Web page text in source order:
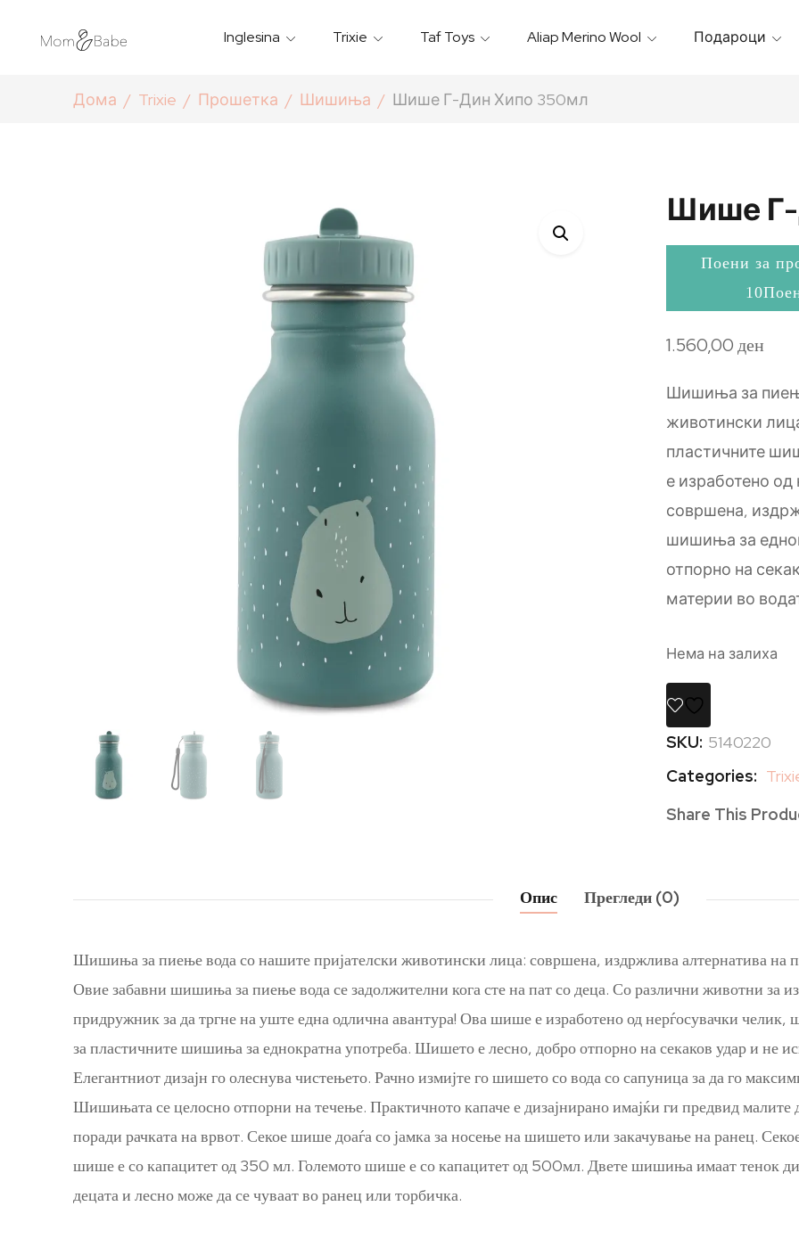
Inglesina Trixie Taf Toys Aliap Merino Wool Подароци
Дома Trixie Прошетка Шишиња Шише Г-Дин Хипо 350мл
Шише
Поени за
1.560,00ден
Шишиња за
животински
пластичните
е изработено од
совршена,
шишиња за
отпорно на
материи во
Нема на залиха
SKU: 5140220
Categories:
Share This
Опис Прегледи (0)
Шишиња за пиење вода со нашите пријателски животински лица: совршена, издржлива алтернатива на
Овие забавни шишиња за пиење вода се задолжителни кога сте на пат со деца. Со различни животни за
придружник за да тргне на уште една одлична авантура! Ова шише е изработено од нерѓосувачки
за пластичните шишиња за еднократна употреба. Шишето е лесно, добро отпорно на секаков удар и не
Елегантниот дизајн го олеснува чистењето. Рачно измијте го шишето со вода со сапуница за да го
Шишињата се целосно отпорни на течење. Практичното капаче е дизајнирано имајќи ги предвид малите
поради рачката на врвот. Секое шише доаѓа со јамка за носење на шишето или закачување на ранец.
шише е со капацитет од 350 мл. Големото шише е со капацитет од 500мл. Двете шишиња имаат тенок
децата и лесно може да се чуваат во ранец или торбичка.